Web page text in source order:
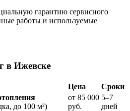
гарантию сервисного
работы и используемые
в Ижевске
Цена
Сроки
до 100 м²)
от 85 000
руб.
5–7
дней